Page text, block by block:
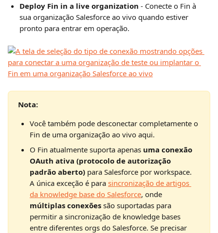
Deploy Fin in a live organization - Conecte o Fin à
sua organização Salesforce ao vivo quando estiver
pronto para entrar em operação.
Nota:
Você também pode desconectar completamente o
Fin de uma organização ao vivo aqui.
O Fin atualmente suporta apenas uma conexão
OAuth ativa (protocolo de autorização
padrão aberto) para Salesforce por workspace.
A única exceção é para sincronização de artigos
da knowledge base do Salesforce, onde
múltiplas conexões são suportadas para
permitir a sincronização de knowledge bases
entre diferentes orgs do Salesforce. Se precisar